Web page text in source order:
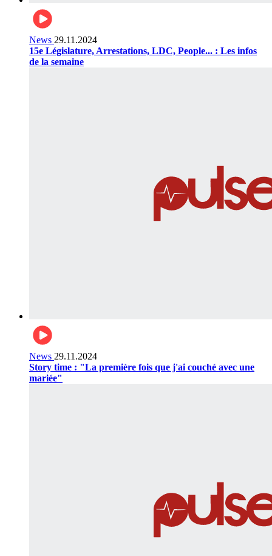
News 29.11.2024
15e Législature, Arrestations, LDC, People... : Les infos
de la semaine
News 29.11.2024
Story time : "La première fois que j'ai couché avec une
mariée"